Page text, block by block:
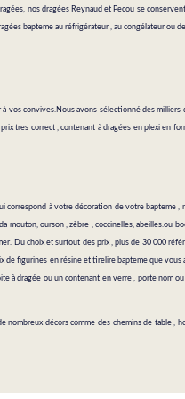
nos dragées Reynaud et Pecou se
bapteme au réfrigérateur , au congélateur ou
vos convives.Nous avons sélectionné des milliers
tres correct , contenant à dragées en plexi en
à votre décoration de votre bapteme
mouton, ourson , zèbre , coccinelles, abeilles.ou
Du choix et surtout des prix , plus de 30 000
figurines en résine et tirelire bapteme que
à dragée ou un contenant en verre , porte nom
décors comme des chemins de table ,